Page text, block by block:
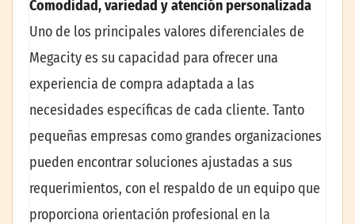
Comodidad, variedad y atención personalizada
Uno de los principales valores diferenciales de
Megacity es su capacidad para ofrecer una
experiencia de compra adaptada a las
necesidades específicas de cada cliente. Tanto
pequeñas empresas como grandes organizaciones
pueden encontrar soluciones ajustadas a sus
requerimientos, con el respaldo de un equipo que
proporciona orientación profesional en la